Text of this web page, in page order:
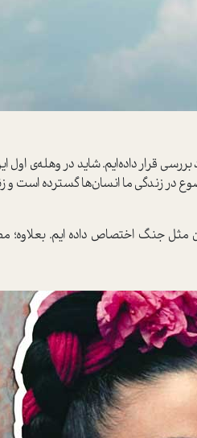
بررسی قرار داده‌ایم. شاید در وهله‌ی اول
در زندگی ما انسان‌ها گسترده است و
جنگ اختصاص داده ایم. بعلاوه؛